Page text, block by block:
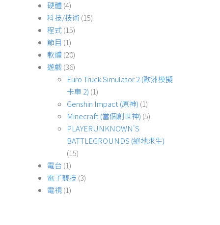
硬體(4)
科技/技術(15)
程式(15)
節目 (1)
軟體(20)
遊戲 (36)
Euro Truck Simulator 2 (歐洲模擬
卡車 2) (1)
Genshin Impact (原神) (1)
Minecraft (當個創世神) (5)
PLAYERUNKNOWN'S
BATTLEGROUNDS (絕地求生)
(15)
電台 (1)
電子競技 (3)
電視(1)